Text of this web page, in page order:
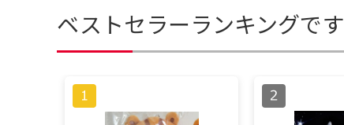
ベストセラーランキングです